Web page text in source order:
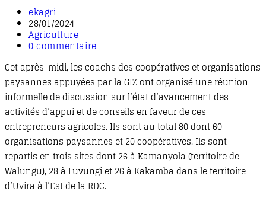
Auteur/autrice
de
la
publication :
ekagri
Publication
publiée :
28/01/2024
Post
category:
Agriculture
Commentaires
la
publication :
0 commentaire
Cet après-midi, les coachs des coopératives et organisations
paysannes appuyées par la GIZ ont organisé une réunion
informelle de discussion sur l’état d’avancement des
activités d’appui et de conseils en faveur de ces
entrepreneurs agricoles. Ils sont au total 80 dont 60
organisations paysannes et 20 coopératives. Ils sont
repartis en trois sites dont 26 à Kamanyola (territoire de
Walungu), 28 à Luvungi et 26 à Kakamba dans le territoire
d’Uvira à l’Est de la RDC.